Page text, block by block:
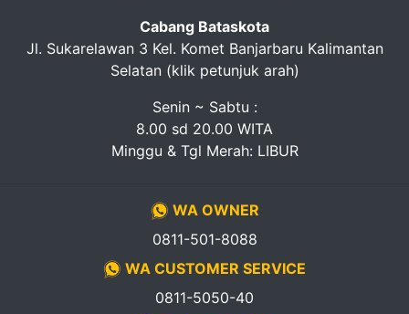
Cabang Bataskota
Jl. Sukarelawan 3 Kel. Komet Banjarbaru Kalimantan
Selatan (klik petunjuk arah)
Senin ~ Sabtu :
8.00 sd 20.00 WITA
Minggu & Tgl Merah: LIBUR
WA OWNER
0811-501-8088
WA CUSTOMER SERVICE
0811-5050-40